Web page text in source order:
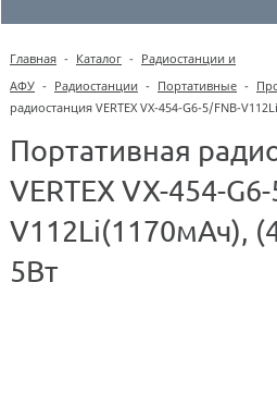
Главная - Каталог - Радиостанции и
АФУ - Радиостанции - Портативные -
радиостанция VERTEX VX-454-G6-5/FNB-
Портативная
VERTEX VX-454-
V112Li(1170мАч),
5Вт